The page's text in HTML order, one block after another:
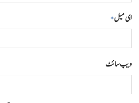
ای میل*
ویب‌ سائٹ